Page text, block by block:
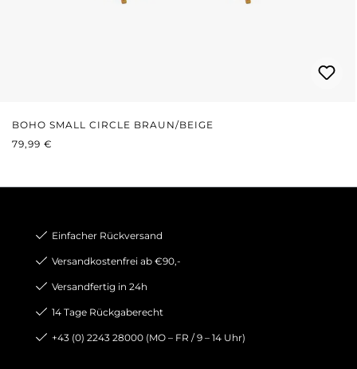
BOHO SMALL CIRCLE BRAUN/BEIGE
REGULÄRER PREIS:
79,99 €
Einfacher Rückversand
Versandkostenfrei ab €90,-
Versandfertig in 24h
14 Tage Rückgaberecht
+43 (0) 2243 28000 (MO – FR / 9 – 14 Uhr)